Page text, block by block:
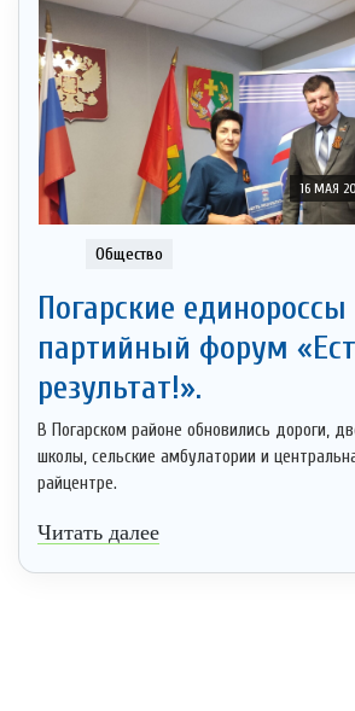
16 МАЯ
Общество
Погарские
партийный форум
результат!».
В Погарском районе обновились дороги,
школы, сельские амбулатории и
райцентре.
Читать далее